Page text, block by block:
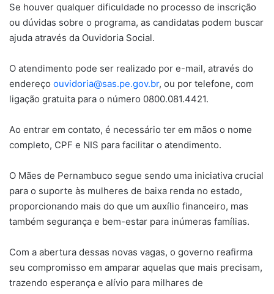
Se houver qualquer dificuldade no processo de inscrição
ou dúvidas sobre o programa, as candidatas podem buscar
ajuda através da Ouvidoria Social.
O atendimento pode ser realizado por e-mail, através do
endereço ouvidoria@sas.pe.gov.br, ou por telefone, com
ligação gratuita para o número 0800.081.4421.
Ao entrar em contato, é necessário ter em mãos o nome
completo, CPF e NIS para facilitar o atendimento.
O Mães de Pernambuco segue sendo uma iniciativa crucial
para o suporte às mulheres de baixa renda no estado,
proporcionando mais do que um auxílio financeiro, mas
também segurança e bem-estar para inúmeras famílias.
Com a abertura dessas novas vagas, o governo reafirma
seu compromisso em amparar aquelas que mais precisam,
trazendo esperança e alívio para milhares de